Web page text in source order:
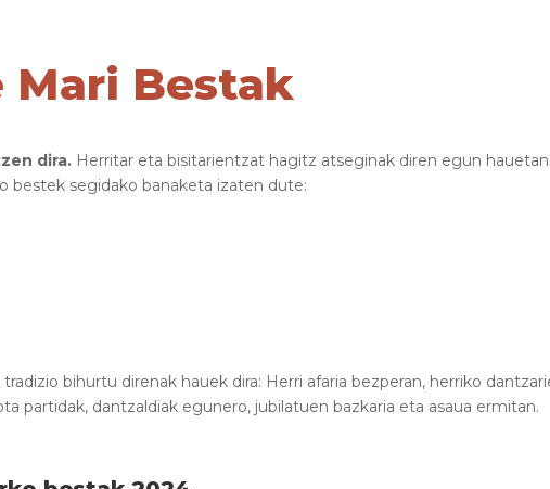
Mari Bestak
dira. Herritar eta bisitarientzat hagitz atseginak diren egun
bestek segidako banaketa izaten dute:
bihurtu direnak hauek dira: Herri afaria bezperan, herriko
partidak, dantzaldiak egunero, jubilatuen bazkaria eta asaua ermitan.